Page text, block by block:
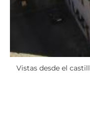
Vistas desde el